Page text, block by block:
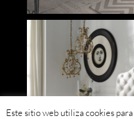
Este sitio web utiliza cookies